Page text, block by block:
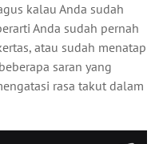
kalau Anda sudah
Anda sudah pernah
atau sudah menatap
saran yang
rasa takut dalam